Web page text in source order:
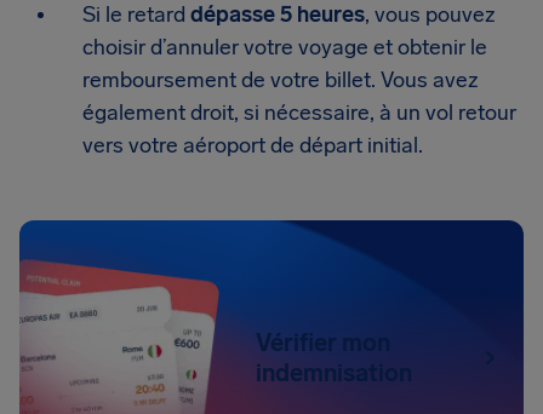
Si le retard dépasse 5 heures, vous pouvez
choisir d’annuler votre voyage et obtenir le
remboursement de votre billet. Vous avez
également droit, si nécessaire, à un vol retour
vers votre aéroport de départ initial.
Vérifier mon
indemnisation